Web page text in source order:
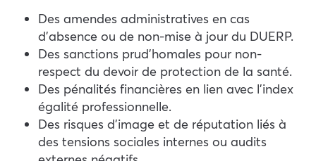
Des amendes administratives en cas
d’absence ou de non-mise à jour du DUERP.
Des sanctions prud’homales pour non-
respect du devoir de protection de la santé.
Des pénalités financières en lien avec l’index
égalité professionnelle.
Des risques d’image et de réputation liés à
des tensions sociales internes ou audits